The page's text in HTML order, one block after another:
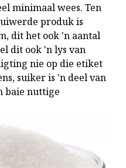
minimaal wees. Ten
produk is
dit het ook 'n aantal
dit ook 'n lys van
nie op die etiket
suiker is 'n deel van
baie nuttige